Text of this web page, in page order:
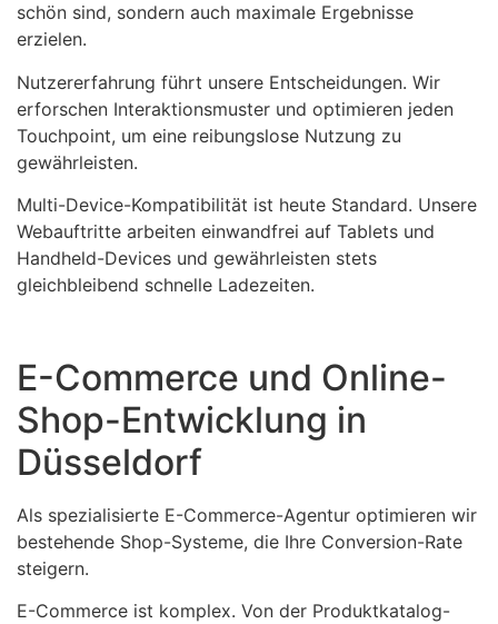
schön sind, sondern auch maximale Ergebnisse
erzielen.
Nutzererfahrung führt unsere Entscheidungen. Wir
erforschen Interaktionsmuster und optimieren jeden
Touchpoint, um eine reibungslose Nutzung zu
gewährleisten.
Multi-Device-Kompatibilität ist heute Standard. Unsere
Webauftritte arbeiten einwandfrei auf Tablets und
Handheld-Devices und gewährleisten stets
gleichbleibend schnelle Ladezeiten.
E-Commerce und Online-
Shop-Entwicklung in
Düsseldorf
Als spezialisierte E-Commerce-Agentur optimieren wir
bestehende Shop-Systeme, die Ihre Conversion-Rate
steigern.
E-Commerce ist komplex. Von der Produktkatalog-